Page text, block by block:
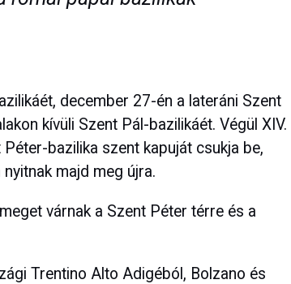
december 27-én a lateráni Szent
kívüli Szent Pál-bazilikáét. Végül XIV.
bazilika szent kapuját csukja be,
majd meg újra.
várnak a Szent Péter térre és a
Trentino Alto Adigéból, Bolzano és